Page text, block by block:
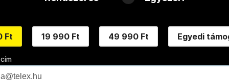
Ft 19 990 Ft 49 990 Ft Egyedi